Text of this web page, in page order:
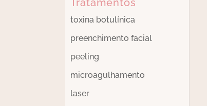
Tratamentos
toxina botulínica
preenchimento facial
peeling
microagulhamento
laser